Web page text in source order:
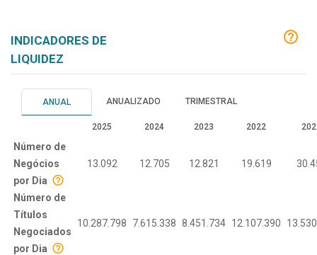
INDICADORES DE
LIQUIDEZ
ANUAL ANUALIZADO TRIMESTRAL
2025 2024 2023 2022
Número de
Negócios
por Dia
13.092 12.705 12.821 19.619
Número de
Títulos
Negociados
por Dia
10.287.798 7.615.338 8.451.734 12.107.390